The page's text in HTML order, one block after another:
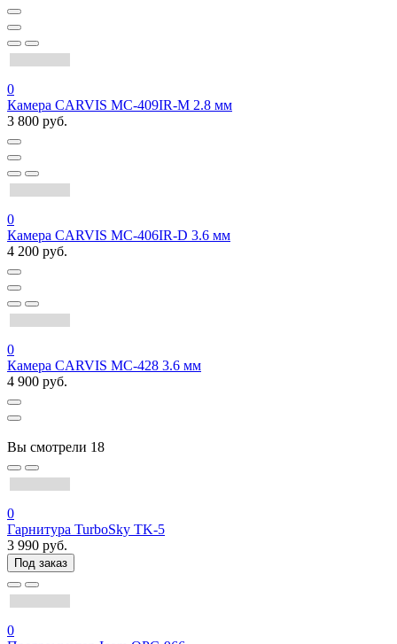
0
Камера CARVIS MС-409IR-M 2.8 мм
3 800 руб.
0
Камера CARVIS MC-406IR-D 3.6 мм
4 200 руб.
0
Камера CARVIS MC-428 3.6 мм
4 900 руб.
Вы смотрели 18
0
Гарнитура TurboSky TK-5
3 990 руб.
Под заказ
0